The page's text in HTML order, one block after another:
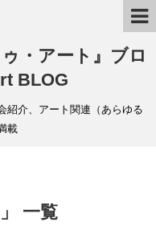
・アート』ブロ
BLOG
紹介、アート関連（あらゆる
載
一覧